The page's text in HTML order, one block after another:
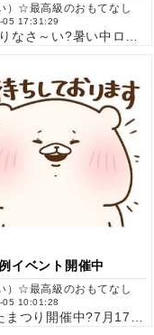
）☆最高級のおもてなし
05 17:31:29
イベント開催中
）☆最高級のおもてなし
05 10:01:28